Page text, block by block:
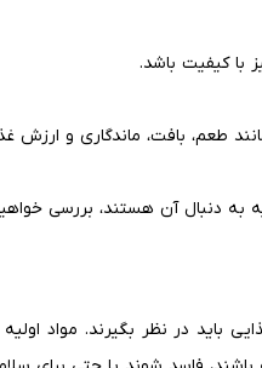
با کیفیت باشد.
طعم، بافت، ماندگاری و ارزش
به دنبال آن هستند، بررسی
باید در نظر بگیرند. مواد